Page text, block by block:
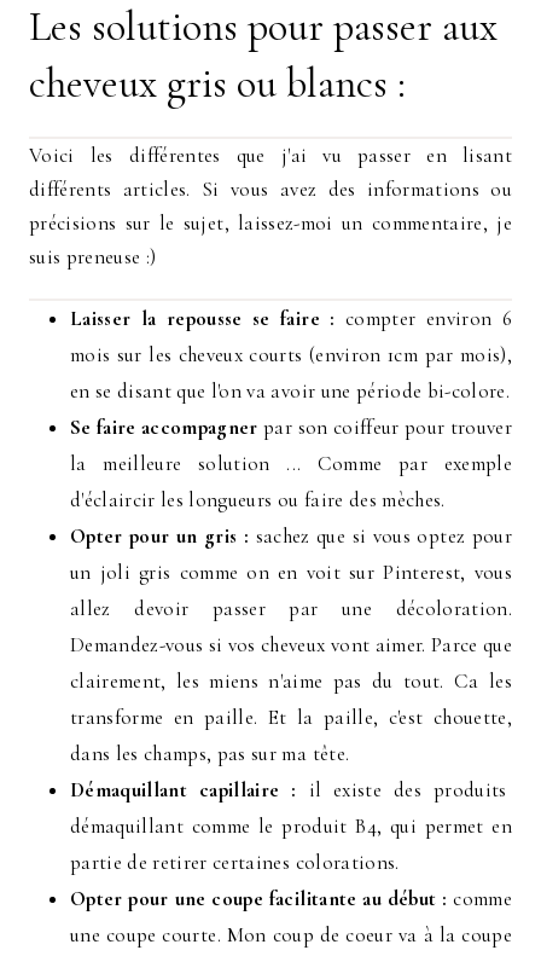
Les solutions pour passer aux
cheveux gris ou blancs :
Voici les différentes que j'ai vu passer en lisant
différents articles. Si vous avez des informations ou
précisions sur le sujet, laissez-moi un commentaire, je
suis preneuse :)
Laisser la repousse se faire : compter environ 6
mois sur les cheveux courts (environ 1cm par mois),
en se disant que l'on va avoir une période bi-colore.
Se faire accompagner par son coiffeur pour trouver
la meilleure solution ... Comme par exemple
d'éclaircir les longueurs ou faire des mèches.
Opter pour un gris : sachez que si vous optez pour
un joli gris comme on en voit sur Pinterest, vous
allez devoir passer par une décoloration.
Demandez-vous si vos cheveux vont aimer. Parce que
clairement, les miens n'aime pas du tout. Ca les
transforme en paille. Et la paille, c'est chouette,
dans les champs, pas sur ma tête.
Démaquillant capillaire : il existe des produits
démaquillant comme le produit B4, qui permet en
partie de retirer certaines colorations.
Opter pour une coupe facilitante au début : comme
une coupe courte. Mon coup de coeur va à la coupe